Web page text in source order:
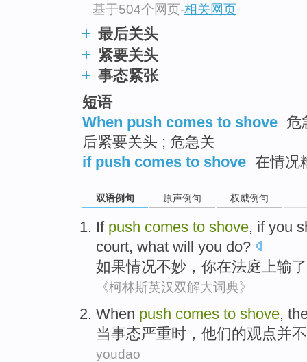
基于504个网页-相关网页
最后关头
紧要关头
事态紧张
短语
When push comes to shove 危
后紧要关头 ; 危急关
if push comes to shove 在情况
双语例句 原声例句 权威例句
If push comes to shove, if you
court, what will you do?
如果情况不妙 ， 你在法庭 上输了
《柯林斯英汉双解大词典》
When push comes to shove,
当事态严重时， 他们的观点并不
youdao